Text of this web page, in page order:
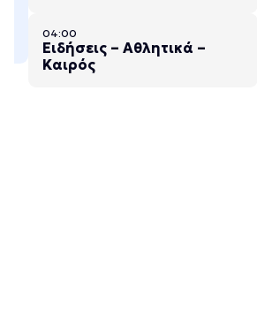
04:00
Ειδήσεις – Αθλητικά –
Καιρός